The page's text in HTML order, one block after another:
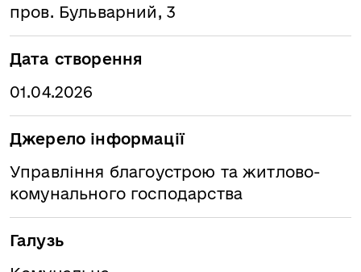
пров. Бульварний, 3
Дата створення
01.04.2026
Джерело інформації
Управління благоустрою та житлово-
комунального господарства
Галузь